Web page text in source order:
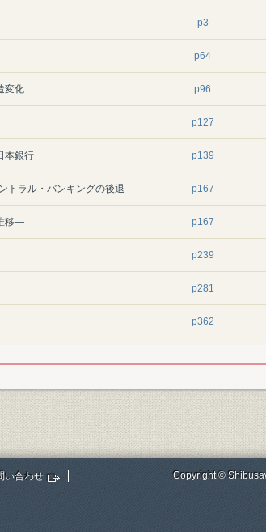
p3
p64
変化 p96
p127
本銀行 p139
トラル・バンキングの後退― p167
移― p167
p239
p281
p362
p444
NP
NP
い合わせ Copyright ©